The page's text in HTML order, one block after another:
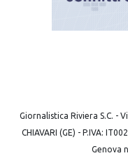
Giornalistica Riviera S.C. -
CHIAVARI (GE) - P.IVA:
Genova